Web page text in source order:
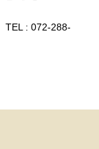
: 072-288-